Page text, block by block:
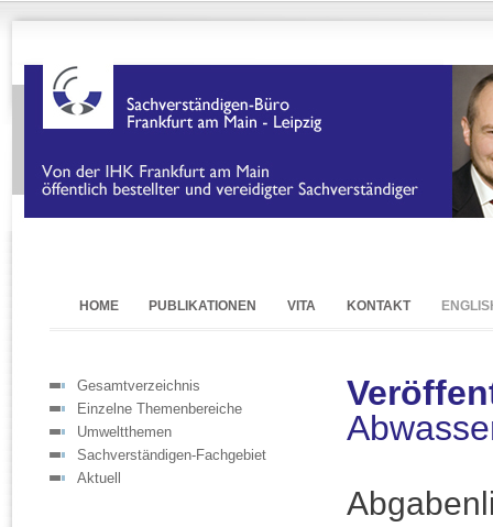
HOME PUBLIKATIONEN VITA KONTAKT
Gesamtverzeichnis
Einzelne Themenbereiche
Umweltthemen
Sachverständigen-Fachgebiet
Aktuell